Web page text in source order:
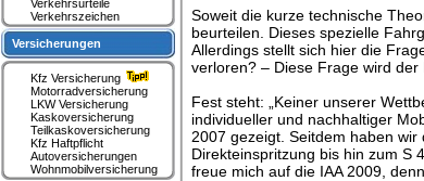
Soweit die kurze technische
beurteilen. Dieses spezielle
Allerdings stellt sich hier die
verloren? – Diese Frage wird
Fest steht: „Keiner unserer
individueller und nachhaltiger
2007 gezeigt. Seitdem haben
Direkteinspritzung bis hin zum S
freue mich auf die IAA 2009,
Verkehrsurteile
Verkehrszeichen
Versicherungen
Kfz Versicherung
Motorradversicherung
LKW Versicherung
Kaskoversicherung
Teilkaskoversicherung
Kfz Haftpflicht
Autoversicherungen
Wohnmobilversicherung